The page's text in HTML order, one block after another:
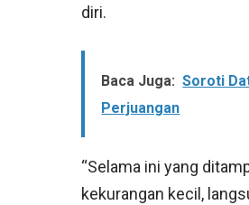
diri.
Baca Juga: Soroti
Perjuangan
“Selama ini yang
kekurangan kecil,